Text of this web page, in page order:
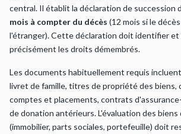
central. Il établit la déclaration de succession
mois à compter du décès (12 mois si le
l'étranger). Cette déclaration doit identifier et
précisément les droits démembrés.
Les documents habituellement requis
livret de famille, titres de propriété des biens,
comptes et placements, contrats
de donation antérieurs. L'évaluation des biens
(immobilier, parts sociales, portefeuille) doit